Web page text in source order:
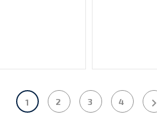
1 2 3 4 